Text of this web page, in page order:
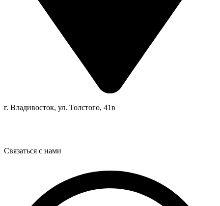
г. Владивосток, ул. Толстого, 41в
Связаться с нами